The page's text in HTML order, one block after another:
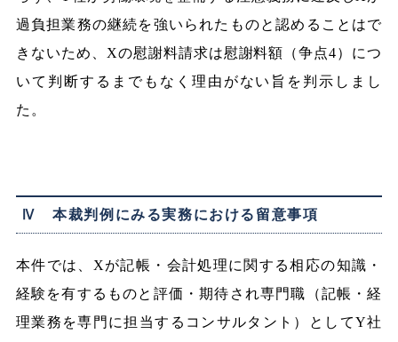
過負担業務の継続を強いられたものと認めることはで
きないため、Xの慰謝料請求は慰謝料額（争点4）につ
いて判断するまでもなく理由がない旨を判示しまし
た。
Ⅳ 本裁判例にみる実務における留意事項
本件では、Xが記帳・会計処理に関する相応の知識・
経験を有するものと評価・期待され専門職（記帳・経
理業務を専門に担当するコンサルタント）としてY社